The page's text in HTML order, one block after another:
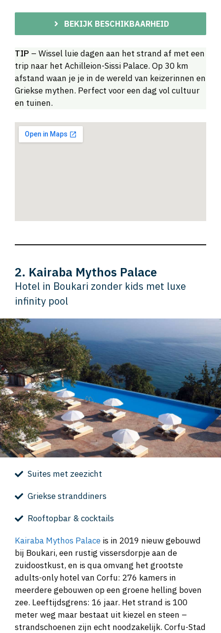
BEKIJK BESCHIKBAARHEID
TIP – Wissel luie dagen aan het strand af met een
trip naar het Achilleion-Sissi Palace. Op 30 km
afstand waan je je in de wereld van keizerinnen en
Griekse mythen. Perfect voor een dag vol cultuur
en tuinen.
2. Kairaba Mythos Palace
Hotel in Boukari zonder kids met luxe
infinity pool
Suites met zeezicht
Griekse stranddiners
Rooftopbar & cocktails
Kairaba Mythos Palace is in 2019 nieuw gebouwd
bij Boukari, een rustig vissersdorpje aan de
zuidoostkust, en is qua omvang het grootste
adults-only hotel van Corfu: 276 kamers in
meerdere gebouwen op een groene helling boven
zee. Leeftijdsgrens: 16 jaar. Het strand is 100
meter weg maar bestaat uit kiezel en steen –
strandschoenen zijn echt noodzakelijk. Corfu-Stad